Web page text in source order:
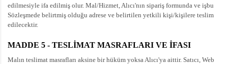
edilmesiyle ifa edilmiş olur. Mal/Hizmet, Alıcı'nın sipariş formunda ve işbu
Sözleşmede belirtmiş olduğu adrese ve belirtilen yetkili kişi/kişilere teslim
edilecektir.
MADDE 5 - TESLİMAT MASRAFLARI VE İFASI
Malın teslimat masrafları aksine bir hüküm yoksa Alıcı'ya aittir. Satıcı, Web